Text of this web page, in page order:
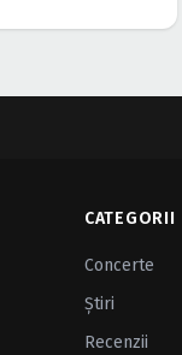
CATEGORII
Concerte
Ştiri
Recenzii